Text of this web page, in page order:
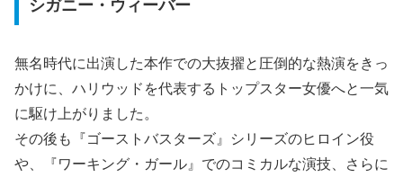
シガニー・ウィーバー
無名時代に出演した本作での大抜擢と圧倒的な熱演をきっ
かけに、ハリウッドを代表するトップスター女優へと一気
に駆け上がりました。
その後も『ゴーストバスターズ』シリーズのヒロイン役
や、『ワーキング・ガール』でのコミカルな演技、さらに